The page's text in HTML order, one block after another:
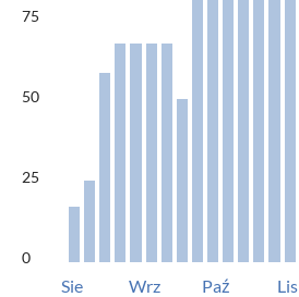
75
50
25
0
Sie Wrz Paź Lis